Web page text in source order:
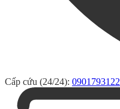
Cấp cứu (24/24): 0901793122